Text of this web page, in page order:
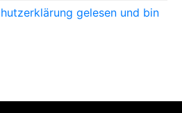
gelesen und bin